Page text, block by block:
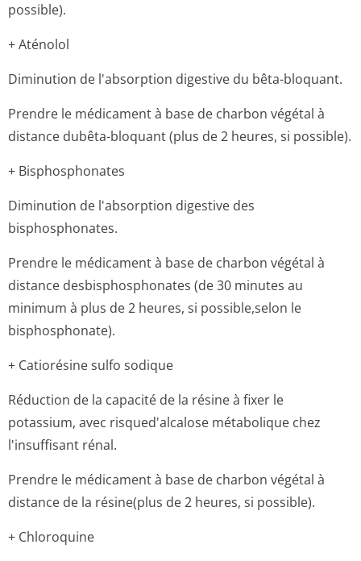
possible).
+ Aténolol
Diminution de l'absorption digestive du bêta-bloquant.
Prendre le médicament à base de charbon végétal à
distance dubêta-bloquant (plus de 2 heures, si possible).
+ Bisphosphonates
Diminution de l'absorption digestive des
bisphosphonates.
Prendre le médicament à base de charbon végétal à
distance desbisphosphonates (de 30 minutes au
minimum à plus de 2 heures, si possible,selon le
bisphosphonate).
+ Catiorésine sulfo sodique
Réduction de la capacité de la résine à fixer le
potassium, avec risqued'alcalose métabolique chez
l'insuffisant ré­nal.
Prendre le médicament à base de charbon végétal à
distance de la résine(plus de 2 heures, si possible).
+ Chloroquine